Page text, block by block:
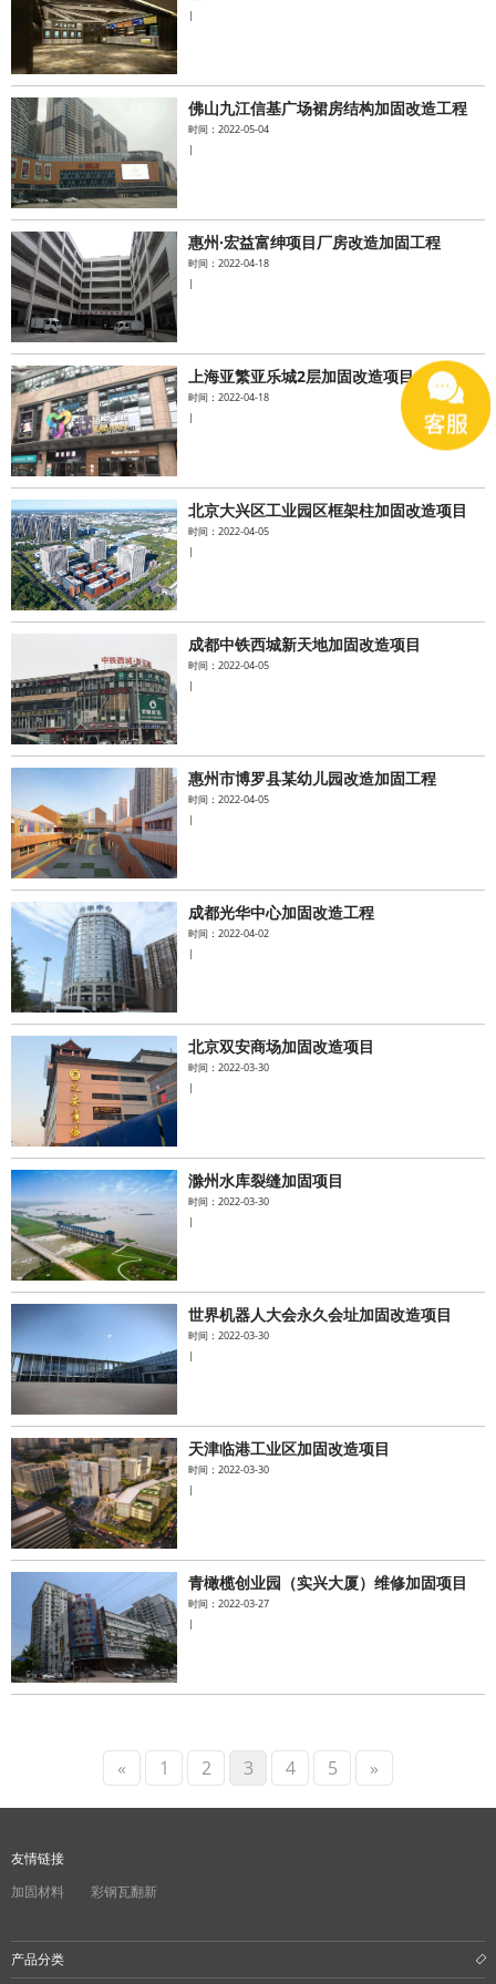
|
佛山九江信基广场裙房结构加固改造工程
时间：2022-05-04
|
惠州·宏益富绅项目厂房改造加固工程
时间：2022-04-18
|
上海亚繁亚乐城2层加固改造项目
时间：2022-04-18
|
北京大兴区工业园区框架柱加固改造项目
时间：2022-04-05
|
成都中铁西城新天地加固改造项目
时间：2022-04-05
|
惠州市博罗县某幼儿园改造加固工程
时间：2022-04-05
|
成都光华中心加固改造工程
时间：2022-04-02
|
北京双安商场加固改造项目
时间：2022-03-30
|
滁州水库裂缝加固项目
时间：2022-03-30
|
世界机器人大会永久会址加固改造项目
时间：2022-03-30
|
天津临港工业区加固改造项目
时间：2022-03-30
|
青橄榄创业园（实兴大厦）维修加固项目
时间：2022-03-27
|
« 1 2 3 4 5 »
友情链接
加固材料
彩钢瓦翻新
产品分类